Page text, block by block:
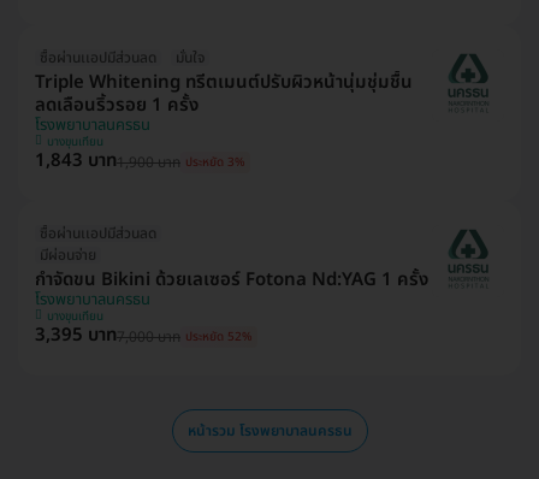
ซื้อผ่านเเอปมีส่วนลด มั่นใจ
Triple Whitening ทรีตเมนต์ปรับผิวหน้านุ่มชุ่มชื้น
ลดเลือนริ้วรอย 1 ครั้ง
โรงพยาบาลนครธน
บางขุนเทียน
1,843 บาท1,900 บาท ประหยัด 3%
ซื้อผ่านเเอปมีส่วนลด
มีผ่อนจ่าย
กำจัดขน Bikini ด้วยเลเซอร์ Fotona Nd:YAG 1 ครั้ง
โรงพยาบาลนครธน
บางขุนเทียน
3,395 บาท7,000 บาท ประหยัด 52%
หน้ารวม โรงพยาบาลนครธน